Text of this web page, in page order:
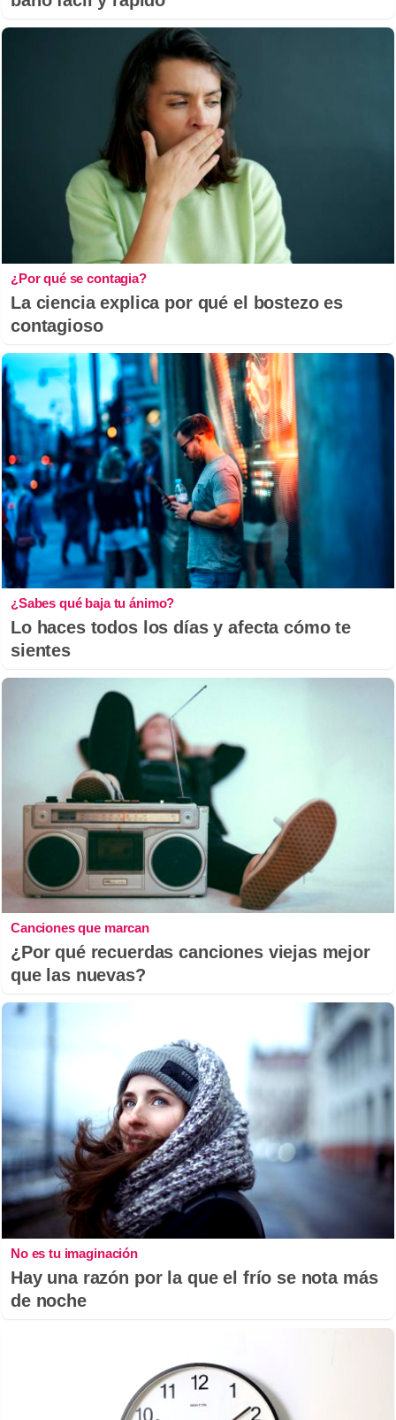
¿Por qué se contagia?
La ciencia explica por qué el bostezo es
contagioso
¿Sabes qué baja tu ánimo?
Lo haces todos los días y afecta cómo te
sientes
Canciones que marcan
¿Por qué recuerdas canciones viejas mejor
que las nuevas?
No es tu imaginación
Hay una razón por la que el frío se nota más
de noche